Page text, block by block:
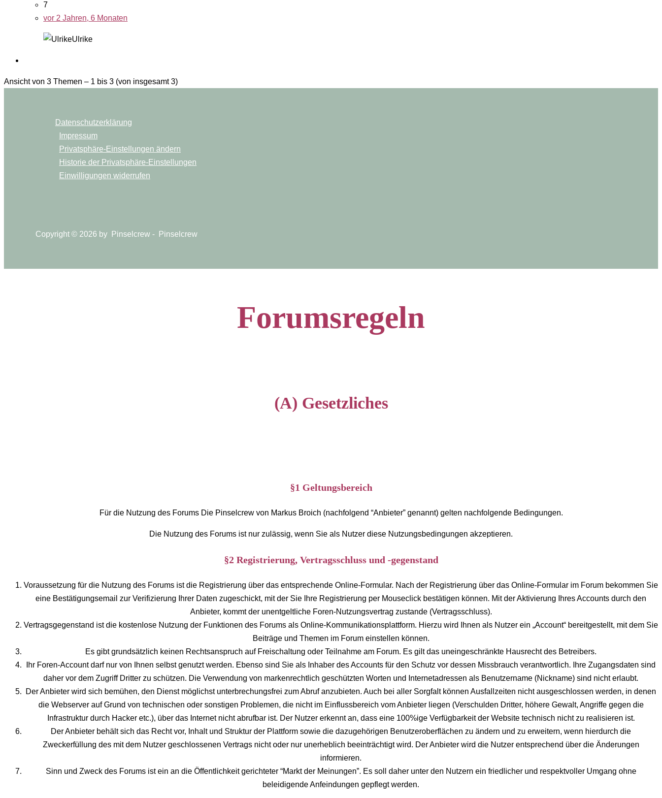
7
vor 2 Jahren, 6 Monaten
Ulrike
Ansicht von 3 Themen – 1 bis 3 (von insgesamt 3)
Datenschutzerklärung
Impressum
Privatsphäre-Einstellungen ändern
Historie der Privatsphäre-Einstellungen
Einwilligungen widerrufen
Copyright © 2026 by Pinselcrew - Pinselcrew
Forumsregeln
(A) Gesetzliches
§1 Geltungsbereich
Für die Nutzung des Forums Die Pinselcrew von Markus Broich (nachfolgend “Anbieter” genannt) gelten nachfolgende Bedingungen.
Die Nutzung des Forums ist nur zulässig, wenn Sie als Nutzer diese Nutzungsbedingungen akzeptieren.
§2 Registrierung, Vertragsschluss und -gegenstand
Voraussetzung für die Nutzung des Forums ist die Registrierung über das entsprechende Online-Formular. Nach der Registrierung über das Online-Formular im Forum bekommen Sie
eine Bestätigungsemail zur Verifizierung Ihrer Daten zugeschickt, mit der Sie Ihre Registrierung per Mouseclick bestätigen können. Mit der Aktivierung Ihres Accounts durch den
Anbieter, kommt der unentgeltliche Foren-Nutzungsvertrag zustande (Vertragsschluss).
Vertragsgegenstand ist die kostenlose Nutzung der Funktionen des Forums als Online-Kommunikationsplattform. Hierzu wird Ihnen als Nutzer ein „Account“ bereitgestellt, mit dem Sie
Beiträge und Themen im Forum einstellen können.
Es gibt grundsätzlich keinen Rechtsanspruch auf Freischaltung oder Teilnahme am Forum. Es gilt das uneingeschränkte Hausrecht des Betreibers.
Ihr Foren-Account darf nur von Ihnen selbst genutzt werden. Ebenso sind Sie als Inhaber des Accounts für den Schutz vor dessen Missbrauch verantwortlich. Ihre Zugangsdaten sind
daher vor dem Zugriff Dritter zu schützen. Die Verwendung von markenrechtlich geschützten Worten und Internetadressen als Benutzername (Nickname) sind nicht erlaubt.
Der Anbieter wird sich bemühen, den Dienst möglichst unterbrechungsfrei zum Abruf anzubieten. Auch bei aller Sorgfalt können Ausfallzeiten nicht ausgeschlossen werden, in denen
die Webserver auf Grund von technischen oder sonstigen Problemen, die nicht im Einflussbereich vom Anbieter liegen (Verschulden Dritter, höhere Gewalt, Angriffe gegen die
Infrastruktur durch Hacker etc.), über das Internet nicht abrufbar ist. Der Nutzer erkennt an, dass eine 100%ige Verfügbarkeit der Website technisch nicht zu realisieren ist.
Der Anbieter behält sich das Recht vor, Inhalt und Struktur der Plattform sowie die dazugehörigen Benutzeroberflächen zu ändern und zu erweitern, wenn hierdurch die
Zweckerfüllung des mit dem Nutzer geschlossenen Vertrags nicht oder nur unerheblich beeinträchtigt wird. Der Anbieter wird die Nutzer entsprechend über die Änderungen
informieren.
Sinn und Zweck des Forums ist ein an die Öffentlichkeit gerichteter “Markt der Meinungen”. Es soll daher unter den Nutzern ein friedlicher und respektvoller Umgang ohne
beleidigende Anfeindungen gepflegt werden.